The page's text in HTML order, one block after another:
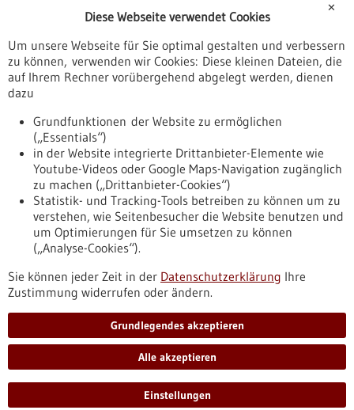
Veranstaltungen
Erscheinungsdatum
Nach oben
Informiert bleiben
Newsletter abonnieren
✕
Diese Webseite verwendet Cookies
Um unsere Webseite für Sie optimal gestalten und verbessern
zu können, verwenden wir Cookies: Diese kleinen Dateien, die
auf Ihrem Rechner vorübergehend abgelegt werden, dienen
dazu
Grundfunktionen der Website zu ermöglichen
(„Essentials“)
in der Website integrierte Drittanbieter-Elemente wie
Youtube-Videos oder Google Maps-Navigation zugänglich
zu machen („Drittanbieter-Cookies“)
Statistik- und Tracking-Tools betreiben zu können um zu
verstehen, wie Seitenbesucher die Website benutzen und
um Optimierungen für Sie umsetzen zu können
(„Analyse-Cookies“).
Sie können jeder Zeit in der Datenschutzerklärung Ihre
Zustimmung widerrufen oder ändern.
Grundlegendes akzeptieren
Alle akzeptieren
Einstellungen